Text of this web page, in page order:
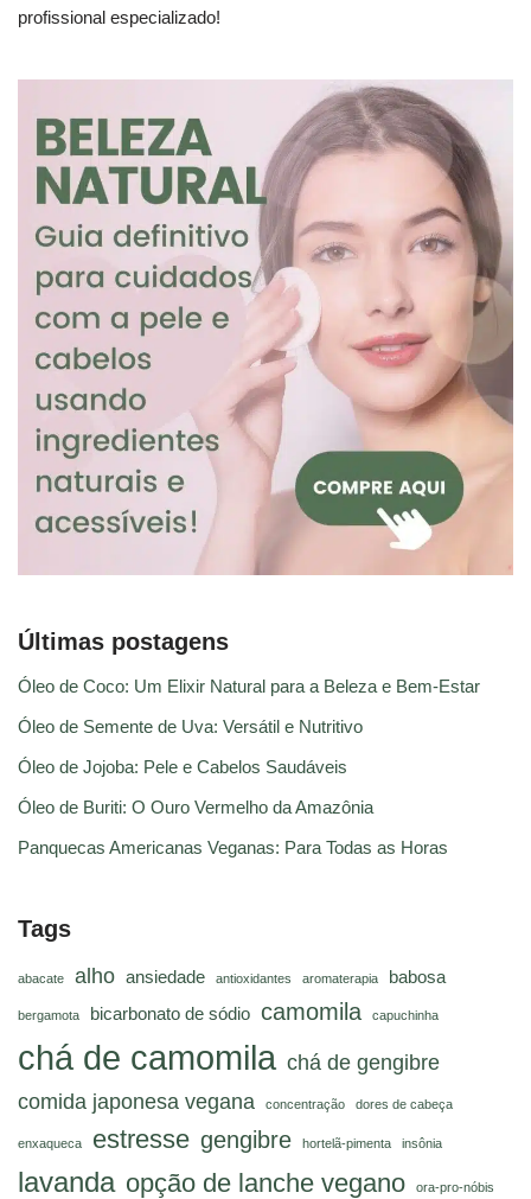
profissional especializado!
Últimas postagens
Óleo de Coco: Um Elixir Natural para a Beleza e Bem-Estar
Óleo de Semente de Uva: Versátil e Nutritivo
Óleo de Jojoba: Pele e Cabelos Saudáveis
Óleo de Buriti: O Ouro Vermelho da Amazônia
Panquecas Americanas Veganas: Para Todas as Horas
Tags
abacate alho ansiedade antioxidantes aromaterapia babosa
bergamota bicarbonato de sódio camomila capuchinha
chá de camomila chá de gengibre
comida japonesa vegana
concentração dores de cabeça
enxaqueca estresse gengibre hortelã-pimenta insônia
lavanda opção de lanche vegano ora-pro-nóbis